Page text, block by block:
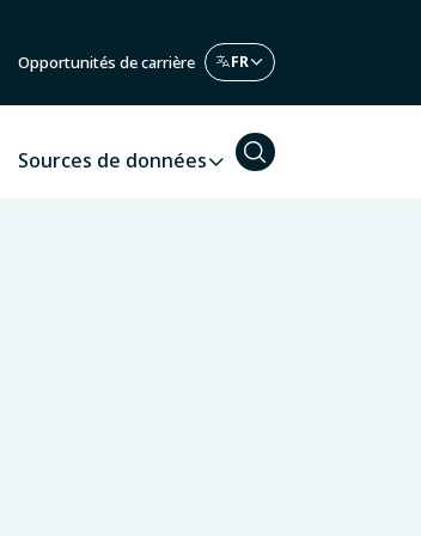
Opportunités de carrière
Sources de données